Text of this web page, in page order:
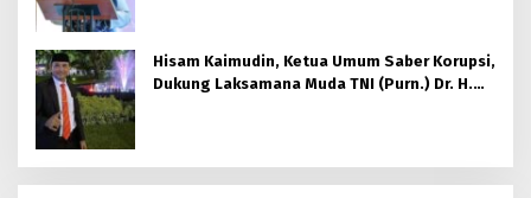
Hisam Kaimudin, Ketua Umum Saber Korupsi,
Dukung Laksamana Muda TNI (Purn.) Dr. H.